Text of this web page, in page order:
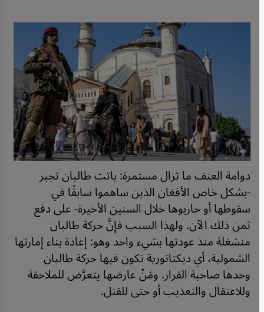
دوامة العنف ما تزال مستمرة: باتت طالبان تجبر
-بشكل خاص الأفغان الذين ساهموا سابقًا في
سقوطها أو حاربوها خلال السنين الأخيرة- على دفع
ثمن ذلك الآن. ولهذا السبب فإنَّ حركة طالبان
منشغلة منذ عودتها بشيء واحد وهو: إعادة بناء إمارتها
الشمولية، أي ديكتاتورية تكون فيها حركة طالبان
وحدها صاحبة القرار. ومَنْ عارضها يتعرَّض للملاحقة
وللاعتقال والتعذيب أو حتى للقتل.